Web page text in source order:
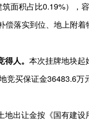
面积占比0.19%），
落实到位、地上附
人。 本次挂牌地块起
买保证金36483.6万
出让金按《国有建